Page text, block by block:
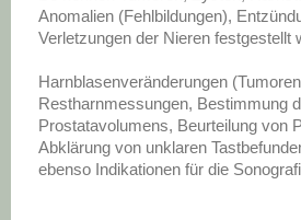
Anomalien (Fehlbildungen),
Verletzungen der Nieren festgestellt
Harnblasenveränderungen
Restharnmessungen, Bestimmung
Prostatavolumens, Beurteilung von
Abklärung von unklaren
ebenso Indikationen für die